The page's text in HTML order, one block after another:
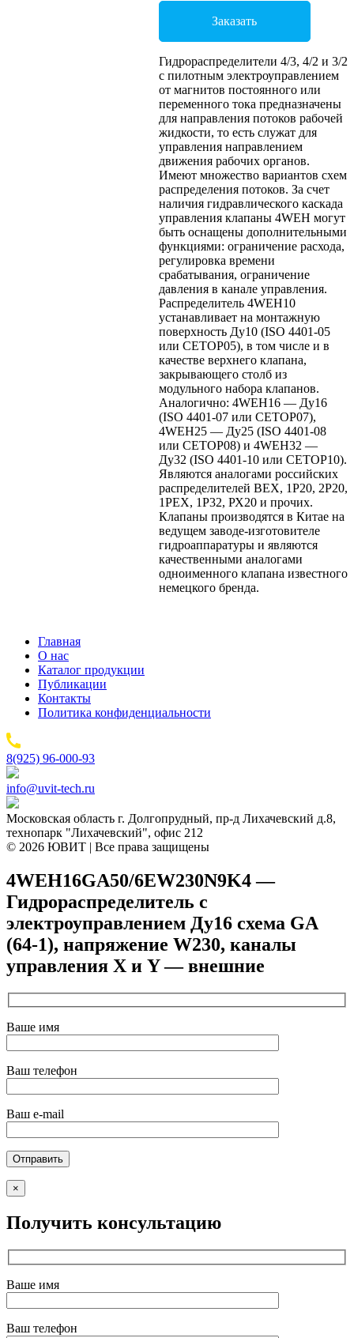
Заказать
Гидрораспределители 4/3, 4/2 и 3/2
с пилотным электроуправлением
от магнитов постоянного или
переменного тока предназначены
для направления потоков рабочей
жидкости, то есть служат для
управления направлением
движения рабочих органов.
Имеют множество вариантов схем
распределения потоков. За счет
наличия гидравлического каскада
управления клапаны 4WEH могут
быть оснащены дополнительными
функциями: ограничение расхода,
регулировка времени
срабатывания, ограничение
давления в канале управления.
Распределитель 4WEH10
устанавливает на монтажную
поверхность Ду10 (ISO 4401-05
или CETOP05), в том числе и в
качестве верхнего клапана,
закрывающего столб из
модульного набора клапанов.
Аналогично: 4WEH16 — Ду16
(ISO 4401-07 или CETOP07),
4WEH25 — Ду25 (ISO 4401-08
или CETOP08) и 4WEH32 —
Ду32 (ISO 4401-10 или CETOP10).
Являются аналогами российских
распределителей ВЕХ, 1Р20, 2Р20,
1РЕХ, 1Р32, РХ20 и прочих.
Клапаны производятся в Китае на
ведущем заводе-изготовителе
гидроаппаратуры и являются
качественными аналогами
одноименного клапана известного
немецкого бренда.
Главная
О нас
Каталог продукции
Публикации
Контакты
Политика конфиденциальности
8(925) 96-000-93
info@uvit-tech.ru
Московская область г. Долгопрудный, пр-д Лихачевский д.8,
технопарк "Лихачевский", офис 212
© 2026 ЮВИТ | Все права защищены
4WEH16GA50/6EW230N9K4 —
Гидрораспределитель с
электроуправлением Ду16 схема GA
(64-1), напряжение W230, каналы
управления X и Y — внешние
Ваше имя
Ваш телефон
Ваш e-mail
×
Получить консультацию
Ваше имя
Ваш телефон